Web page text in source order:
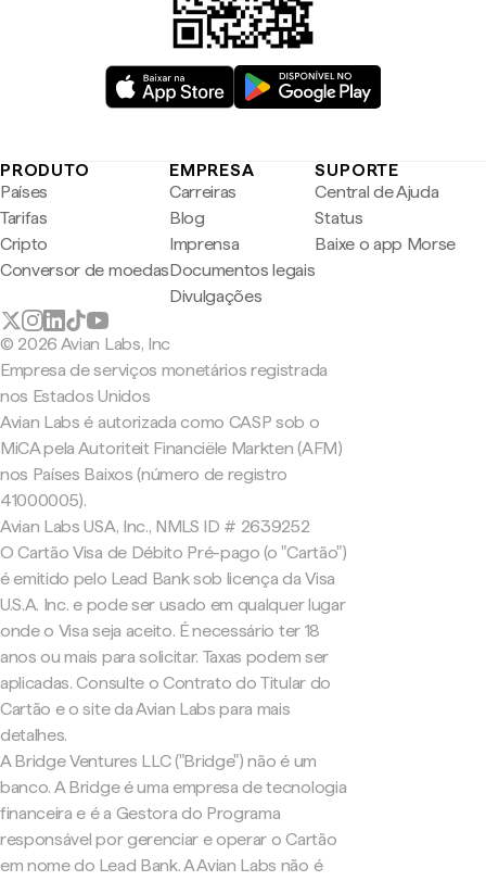
PRODUTO
Países
Tarifas
Cripto
Conversor de moedas
EMPRESA
Carreiras
Blog
Imprensa
Documentos legais
Divulgações
SUPORTE
Central de Ajuda
Status
Baixe o app Morse
© 2026 Avian Labs, Inc
Empresa de serviços monetários registrada
nos Estados Unidos
Avian Labs é autorizada como CASP sob o
MiCA pela Autoriteit Financiële Markten (AFM)
nos Países Baixos (número de registro
41000005).
Avian Labs USA, Inc., NMLS ID # 2639252
O Cartão Visa de Débito Pré-pago (o "Cartão")
é emitido pelo Lead Bank sob licença da Visa
U.S.A. Inc. e pode ser usado em qualquer lugar
onde o Visa seja aceito. É necessário ter 18
anos ou mais para solicitar. Taxas podem ser
aplicadas. Consulte o Contrato do Titular do
Cartão e o site da Avian Labs para mais
detalhes.
A Bridge Ventures LLC ("Bridge") não é um
banco. A Bridge é uma empresa de tecnologia
financeira e é a Gestora do Programa
responsável por gerenciar e operar o Cartão
em nome do Lead Bank. A Avian Labs não é